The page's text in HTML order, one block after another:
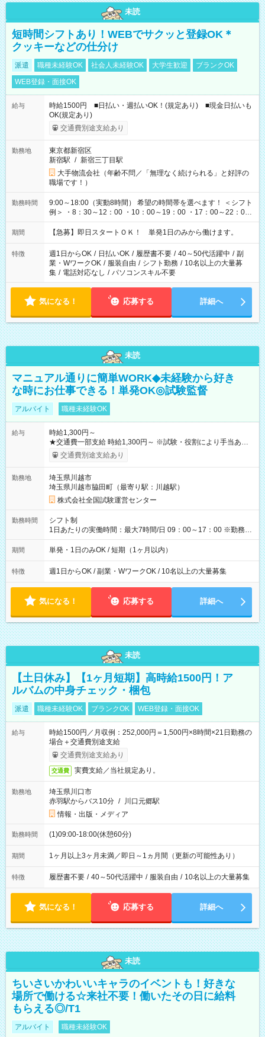
未読
短時間シフトあり！WEBでサクッと登録OK＊
クッキーなどの仕分け
派遣 職種未経験OK 社会人未経験OK 大学生歓迎
ブランクOK
WEB登録・面接OK
給与
時給1500円 ■日払い・週払いOK！(規定あり) ■現金日払いも
OK(規定あり)
交通費別途支給あり
勤務地
東京都新宿区
新宿駅 / 新宿三丁目駅
大手物流会社（年齢不問／「無理なく続けられる」と好評の
職場です！）
勤務時間
9:00～18:00（実動8時間） 希望の時間帯を選べます！ ＜シフト
例＞ ・8：30～12：00 ・10：00～19：00 ・17：00～22：00
・13：00～22：00 ・22：00～翌6：00 など
期間 【急募】即日スタートＯＫ！ 単発1日のみから働けます。
特徴 週1日からOK / 日払いOK / 履歴書不要 / 40～50代活躍中 / 副
業・WワークOK / 服装自由 / シフト勤務 / 10名以上の大量募
集 / 電話対応なし / パソコンスキル不要
気になる！ 応募する 詳細へ
未読
マニュアル通りに簡単WORK◆未経験から好き
な時にお仕事できる！単発OK◎試験監督
アルバイト 職種未経験OK
給与
時給1,300円～
★交通費一部支給 時給1,300円～ ※試験・役割により手当あり
※勤務回数により昇給あり 【即給（前払い）オプションあ
り！】 希望される場合、勤務から1週間ほどで給与の一部を受け
例】 ・河合塾模擬試験 8:30～17:30（休憩1時間） 時給1,300円
×8時間＝日収10,400円＋交通費 ※当日の役割により時給＋100
円の場合あり ・国家試験 7:00～13:30（休憩なし） 時給1,300
円（役割手当＋100円）×6時間＝日収8,400円＋交通費 【試用期
間】試用期間なし
交通費別途支給あり
勤務地
埼玉県川越市
埼玉県川越市脇田町（最寄り駅：川越駅）
株式会社全国試験運営センター
勤務時間
シフト制
1日あたりの実働時間：最大7時間/日 09：00～17：00 ※勤務時
間は 試験により異なります。
期間 単発・1日のみOK / 短期（1ヶ月以内）
特徴 週1日からOK / 副業・WワークOK / 10名以上の大量募集
気になる！ 応募する 詳細へ
未読
【土日休み】【1ヶ月短期】高時給1500円！ア
ルバムの中身チェック・梱包
派遣 職種未経験OK ブランクOK WEB登録・面接OK
給与
時給1500円／月収例：252,000円＝1,500円×8時間×21日勤務の
場合＋交通費別途支給
交通費別途支給あり
交通費 実費支給／当社規定あり。
勤務地
埼玉県川口市
赤羽駅からバス10分 / 川口元郷駅
情報・出版・メディア
勤務時間 (1)09:00-18:00(休憩60分)
期間 1ヶ月以上3ヶ月未満／即日～1ヵ月間（更新の可能性あり）
特徴 履歴書不要 / 40～50代活躍中 / 服装自由 / 10名以上の大量募集
気になる！ 応募する 詳細へ
未読
ちいさいかわいいキャラのイベントも！好きな
場所で働ける☆来社不要！働いたその日に給料
もらえる◎/T1
アルバイト 職種未経験OK